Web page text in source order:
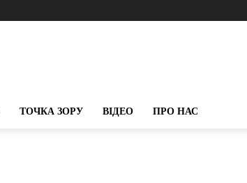
ТОЧКА ЗОРУ ВІДЕО ПРО НАС